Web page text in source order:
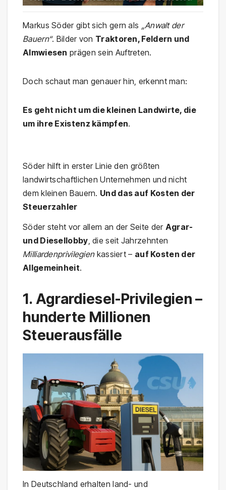
Markus Söder gibt sich gern als „Anwalt der
Bauern“. Bilder von Traktoren, Feldern und
Almwiesen prägen sein Auftreten.
Doch schaut man genauer hin, erkennt man:
Es geht nicht um die kleinen Landwirte, die
um ihre Existenz kämpfen.
Söder hilft in erster Linie den größten
landwirtschaftlichen Unternehmen und nicht
dem kleinen Bauern. Und das auf Kosten der
Steuerzahler
Söder steht vor allem an der Seite der Agrar-
und Diesellobby , die seit Jahrzehnten
Milliardenprivilegienkassiert – auf Kosten der
Allgemeinheit.
1. Agrardiesel-Privilegien –
hunderte Millionen
Steuerausfälle
In Deutschland erhalten land- und